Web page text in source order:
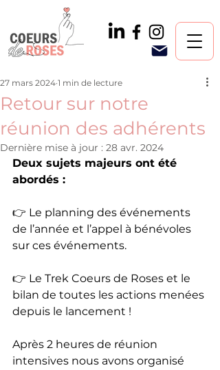
Retour sur notre
réunion des adhérents
27 mars 2024 1 min de lecture
Dernière mise à jour : 28 avr. 2024
Deux sujets majeurs ont été
abordés :
👉 Le planning des événements
de l’année et l’appel à bénévoles
sur ces événements.
👉 Le Trek Coeurs de Roses et le
bilan de toutes les actions menées
depuis le lancement !
Après 2 heures de réunion
intensives nous avons organisé